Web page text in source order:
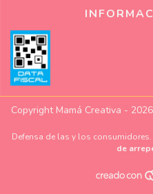
Copyright Mamá Creativa -
Defensa de las y los
de